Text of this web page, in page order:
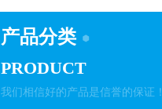
产品分类
PRODUCT
我们相信好的产品是信誉的保证！